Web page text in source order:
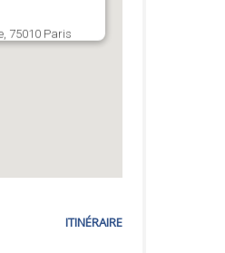
75010 Paris
ITINÉRAIRE